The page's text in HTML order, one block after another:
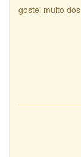
gostei muito